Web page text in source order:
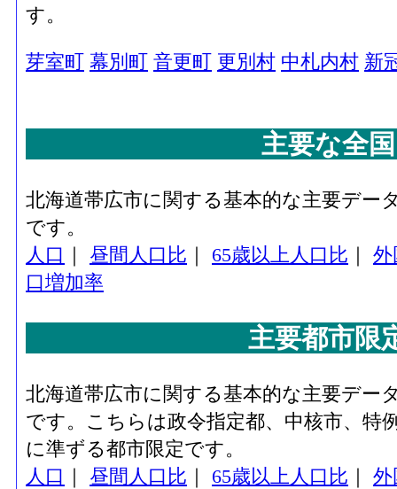
す。
芽室町 幕別町 音更町 更別村 中札内村 新
主要な全
北海道帯広市に関する基本的な主要デ
です。
人口
昼間人口比 65歳以上人口比
外
口増加率
主要都市限
北海道帯広市に関する基本的な主要デ
です。こちらは政令指定都、中核市、特
に準ずる都市限定です。
人口 ｜ 昼間人口比 ｜ 65歳以上人口比 ｜ 外